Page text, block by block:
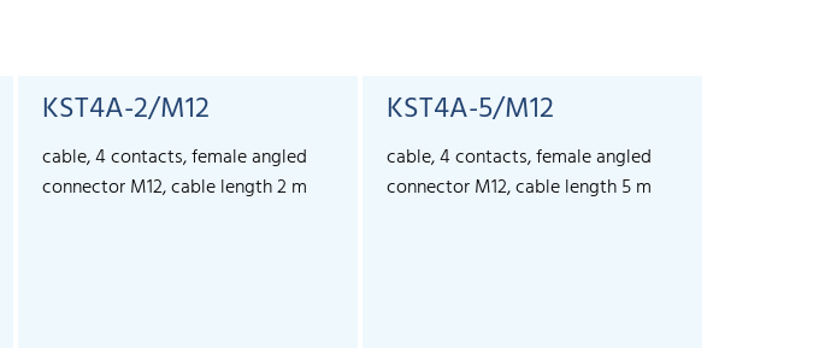
KST4A-2/M12
cable, 4 contacts, female angled
connector M12, cable length 2 m
KST4A-5/M12
cable, 4 contacts, female angled
connector M12, cable length 5 m